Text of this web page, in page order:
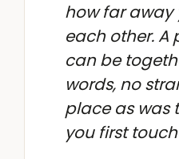
how far away
each other. A
can be
words, no
place as was
you first